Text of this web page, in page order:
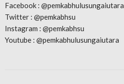
Facebook : @pemkabhulusungaiutara
Twitter : @pemkabhsu
Instagram : @pemkabhsu
Youtube : @pemkabhulusungaiutara